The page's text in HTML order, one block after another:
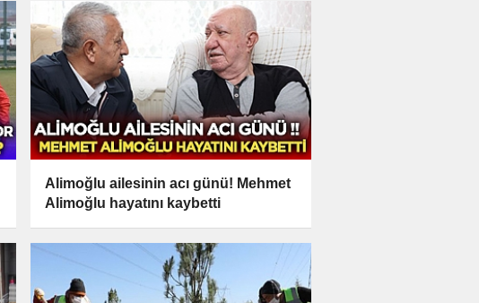
Alimoğlu ailesinin acı günü! Mehmet
Alimoğlu hayatını kaybetti